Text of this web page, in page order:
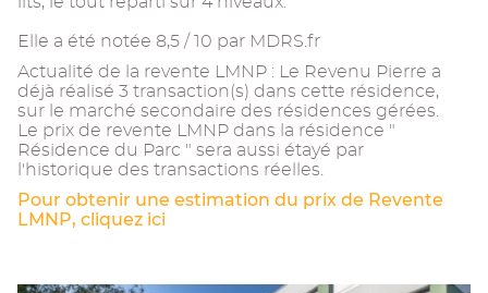
Elle a été notée 8,5 / 10 par MDRS.fr
Actualité de la revente LMNP : Le Revenu Pierre a
déjà réalisé 3 transaction(s) dans cette résidence,
sur le marché secondaire des résidences gérées.
Le prix de revente LMNP dans la résidence "
Résidence du Parc " sera aussi étayé par
l'historique des transactions réelles.
Pour obtenir une estimation du prix de Revente
LMNP, cliquez ici